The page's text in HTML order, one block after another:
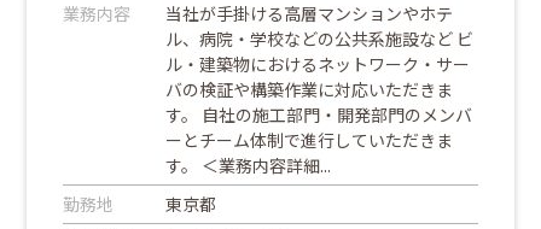
業務内容
当社が手掛ける高層マンションやホテ
ル、病院・学校などの公共系施設など ビ
ル・建築物におけるネットワーク・サー
バの検証や構築作業に対応いただきま
す。 自社の施工部門・開発部門のメンバ
ーとチーム体制で進行していただきま
す。 ＜業務内容詳細...
勤務地
東京都